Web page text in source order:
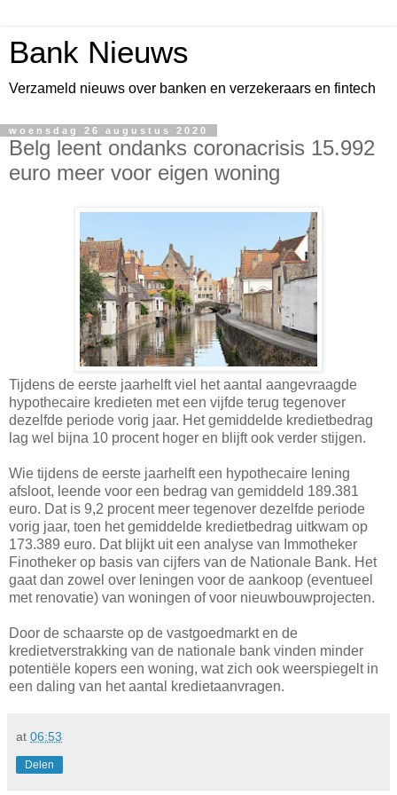
Bank Nieuws
Verzameld nieuws over banken en verzekeraars en fintech
woensdag 26 augustus 2020
Belg leent ondanks coronacrisis 15.992
euro meer voor eigen woning
Tijdens de eerste jaarhelft viel het aantal aangevraagde
hypothecaire kredieten met een vijfde terug tegenover
dezelfde periode vorig jaar. Het gemiddelde kredietbedrag
lag wel bijna 10 procent hoger en blijft ook verder stijgen.
Wie tijdens de eerste jaarhelft een hypothecaire lening
afsloot, leende voor een bedrag van gemiddeld 189.381
euro. Dat is 9,2 procent meer tegenover dezelfde periode
vorig jaar, toen het gemiddelde kredietbedrag uitkwam op
173.389 euro. Dat blijkt uit een analyse van Immotheker
Finotheker op basis van cijfers van de Nationale Bank. Het
gaat dan zowel over leningen voor de aankoop (eventueel
met renovatie) van woningen of voor nieuwbouwprojecten.
Door de schaarste op de vastgoedmarkt en de
kredietverstrakking van de nationale bank vinden minder
potentiële kopers een woning, wat zich ook weerspiegelt in
een daling van het aantal kredietaanvragen.
at 06:53
Delen